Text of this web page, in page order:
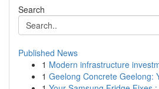
Search
Published News
1 Modern infrastructure
1 Geelong Concrete Geelong: